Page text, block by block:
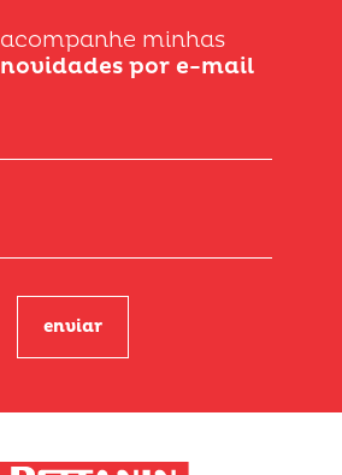
acompanhe minhas
novidades por e-mail